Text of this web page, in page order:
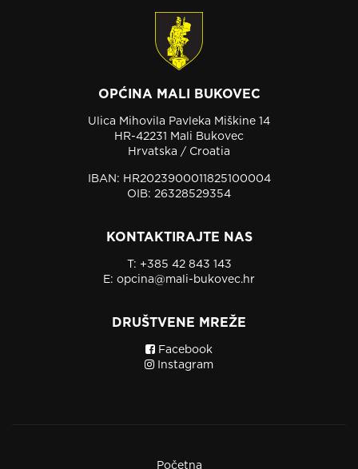
OPĆINA MALI BUKOVEC
Ulica Mihovila Pavleka Miškine 14
HR-42231 Mali Bukovec
Hrvatska / Croatia
IBAN: HR2023900011825100004
OIB: 26328529354
KONTAKTIRAJTE NAS
T: +385 42 843 143
E: opcina@mali-bukovec.hr
DRUŠTVENE MREŽE
Facebook
Instagram
Početna